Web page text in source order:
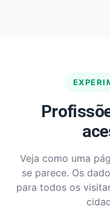
Veja como uma
se parece. Os
para todos os